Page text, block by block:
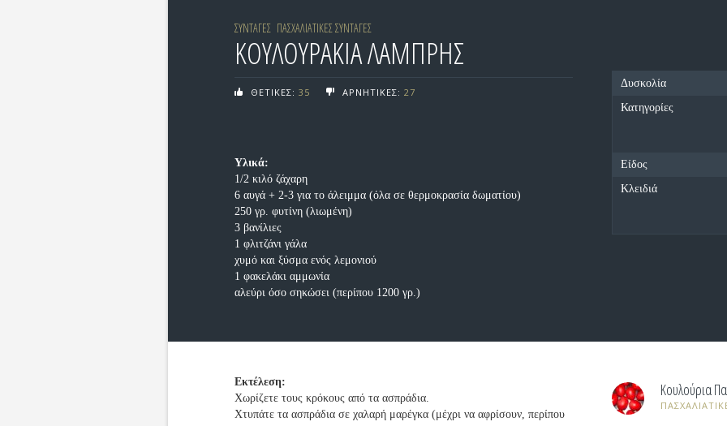
ΣΥΝΤΑΓΕΣ ΠΑΣΧΑΛΙΑΤΙΚΕΣ ΣΥΝΤΑΓΕΣ
ΚΟΥΛΟΥΡΑΚΙΑ ΛΑΜΠΡΗΣ
ΘΕΤΙΚΕΣ: 35 ΑΡΝΗΤΙΚΕΣ: 27
Υλικά:
1/2 κιλό ζάχαρη
6 αυγά + 2-3 για το άλειμμα (όλα σε θερμοκρασία δωματίου)
250 γρ. φυτίνη (λιωμένη)
3 βανίλιες
1 φλιτζάνι γάλα
χυμό και ξύσμα ενός λεμονιού
1 φακελάκι αμμωνία
αλεύρι όσο σηκώσει (περίπου 1200 γρ.)
Δυσκολία
Κατηγορίες
Είδος
Κλειδιά
Εκτέλεση:
Χωρίζετε τους κρόκους από τα ασπράδια.
Χτυπάτε τα ασπράδια σε χαλαρή μαρέγκα (μέχρι να αφρίσουν, περίπου
Κουλούρια